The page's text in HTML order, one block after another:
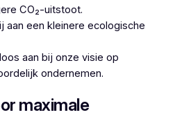
CO₂-uitstoot.
aan een kleinere ecologische
aan bij onze visie op
ondernemen.
maximale